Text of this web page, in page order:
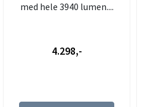
med hele 3940 lumen....
4.298,-